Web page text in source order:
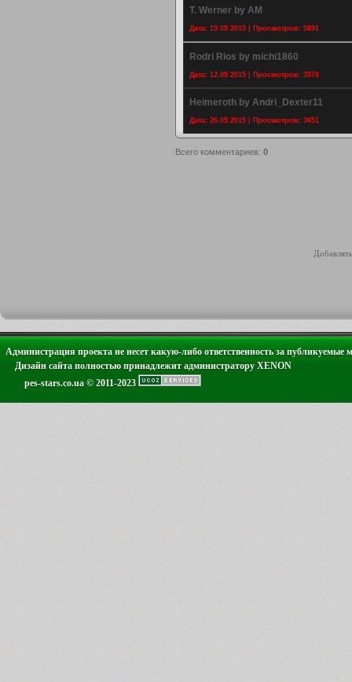
T. Werner by AM
Дата: 19.05.2015 | Просмотров: 5891
Rodri Rios by michi1860
Дата: 12.05.2015 | Просмотров: 3570
Heimeroth by Andri_Dexter11
Дата: 26.05.2015 | Просмотров: 3651
Всего комментариев: 0
Администрация проекта не несет какую-либо ответственность за публикуемые
Дизайн сайта полностью принадлежит администратору XENON
pes-stars.co.ua © 2011-2023